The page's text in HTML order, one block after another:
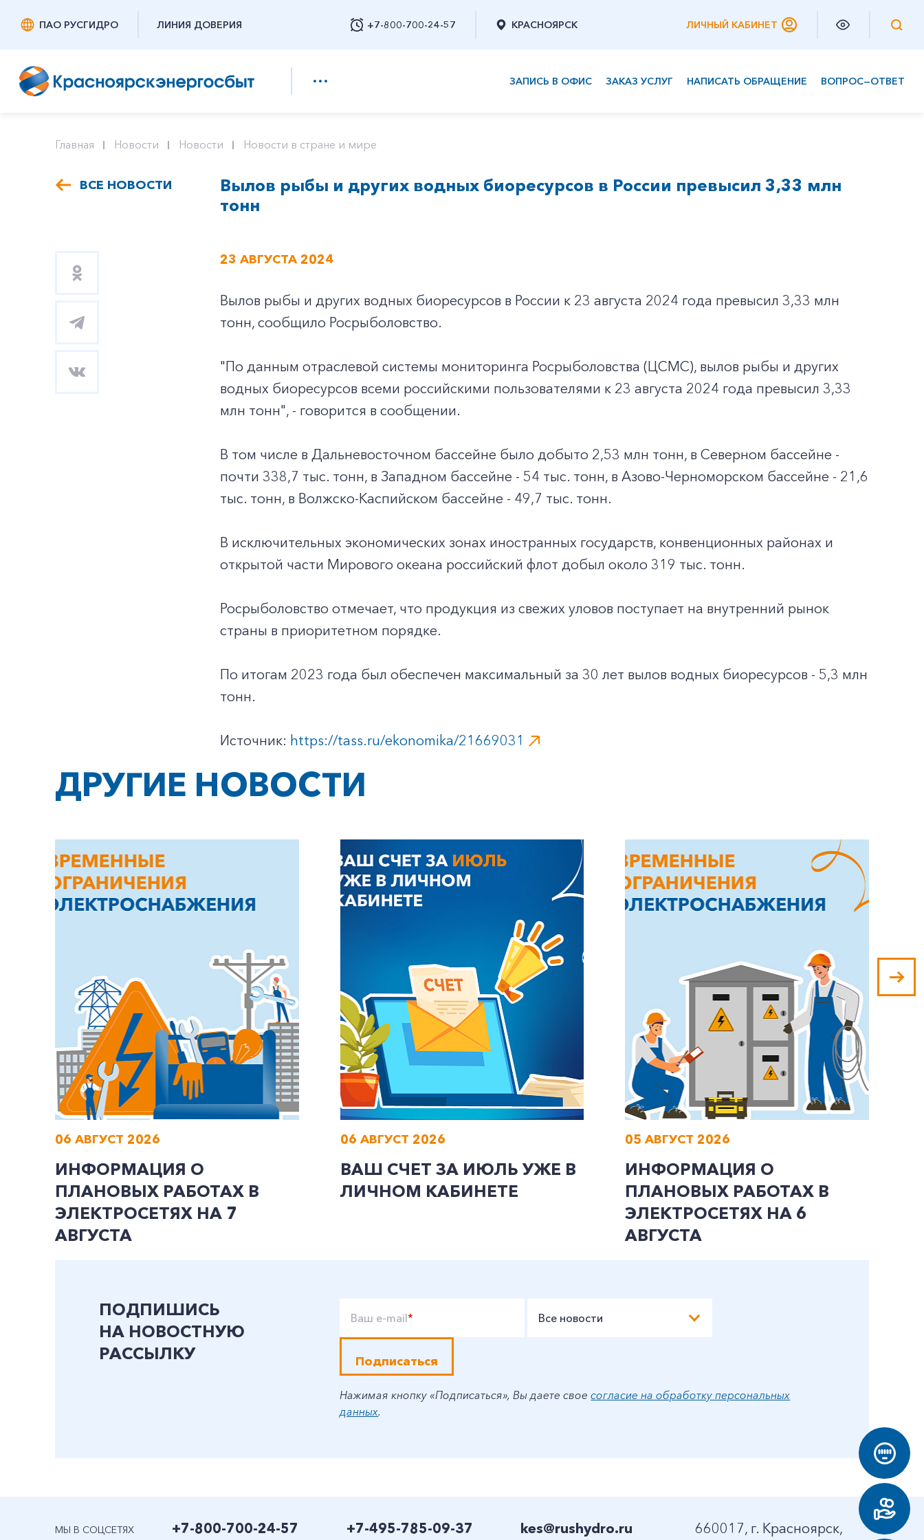
ПАО РУСГИДРО ЛИНИЯ ДОВЕРИЯ +7-800-700-24-57
Заказать обратный звонок
КРАСНОЯРСК ЛИЧНЫЙ КАБИНЕТ
ЗАПИСЬ В ОФИС ЗАКАЗ УСЛУГ НАПИСАТЬ ОБРАЩЕНИЕ ВОПРОС—ОТВЕТ
+7-800-700-24-57
Заказать обратный звонок
Частным клиентам
Главная Новости Новости Новости в стране и мире
ВСЕ НОВОСТИ
Вылов рыбы и других водных биоресурсов в России превысил 3,33 млн
тонн
23 АВГУСТА 2024
Вылов рыбы и других водных биоресурсов в России к 23 августа 2024 года превысил 3,33 млн
тонн, сообщило Росрыболовство.
"По данным отраслевой системы мониторинга Росрыболовства (ЦСМС), вылов рыбы и других
водных биоресурсов всеми российскими пользователями к 23 августа 2024 года превысил 3,33
млн тонн", - говорится в сообщении.
В том числе в Дальневосточном бассейне было добыто 2,53 млн тонн, в Северном бассейне -
почти 338,7 тыс. тонн, в Западном бассейне - 54 тыс. тонн, в Азово-Черноморском бассейне - 21,6
тыс. тонн, в Волжско-Каспийском бассейне - 49,7 тыс. тонн.
В исключительных экономических зонах иностранных государств, конвенционных районах и
открытой части Мирового океана российский флот добыл около 319 тыс. тонн.
Росрыболовство отмечает, что продукция из свежих уловов поступает на внутренний рынок
страны в приоритетном порядке.
По итогам 2023 года был обеспечен максимальный за 30 лет вылов водных биоресурсов - 5,3 млн
тонн.
Источник: https://tass.ru/ekonomika/21669031
ДРУГИЕ НОВОСТИ
06 АВГУСТ 2026
ИНФОРМАЦИЯ О
ПЛАНОВЫХ РАБОТАХ В
ЭЛЕКТРОСЕТЯХ НА 7
АВГУСТА
06 АВГУСТ 2026
ВАШ СЧЕТ ЗА ИЮЛЬ УЖЕ В
ЛИЧНОМ КАБИНЕТЕ
05 АВГУСТ 2026
ИНФОРМАЦИЯ О
ПЛАНОВЫХ РАБОТАХ В
ЭЛЕКТРОСЕТЯХ НА 6
АВГУСТА
ПОДПИШИСЬ
НА НОВОСТНУЮ
РАССЫЛКУ
Ваш e-mail* Все новости
Подписаться
Нажимая кнопку «Подписаться», Вы даете своесогласие на обработку персональных
данных.
МЫ В СОЦСЕТЯХ +7-800-700-24-57 +7-495-785-09-37 kes@rushydro.ru
660017, г. Красноярск,